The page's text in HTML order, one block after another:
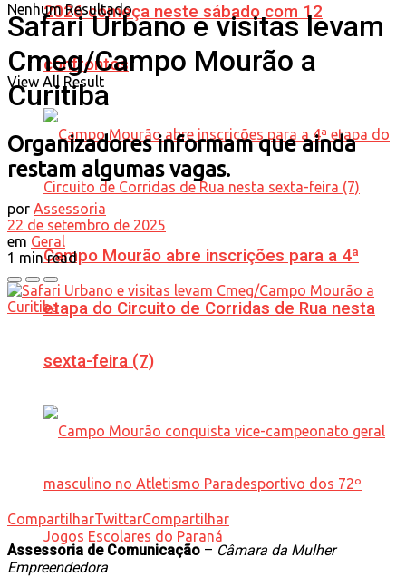
2026 começa neste sábado com 12
confrontos
Campo Mourão abre inscrições para a 4ª
etapa do Circuito de Corridas de Rua nesta
sexta-feira (7)
Nenhum Resultado
View All Result
Safari Urbano e visitas levam
Cmeg/Campo Mourão a
Curitiba
Organizadores informam que ainda
restam algumas vagas.
por Assessoria
22 de setembro de 2025
em Geral
1 min read
CompartilharTwittarCompartilhar
Assessoria de Comunicação – Câmara da Mulher
Empreendedora